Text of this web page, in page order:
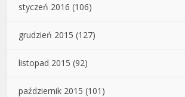
styczeń 2016 (106)
grudzień 2015 (127)
listopad 2015 (92)
październik 2015 (101)